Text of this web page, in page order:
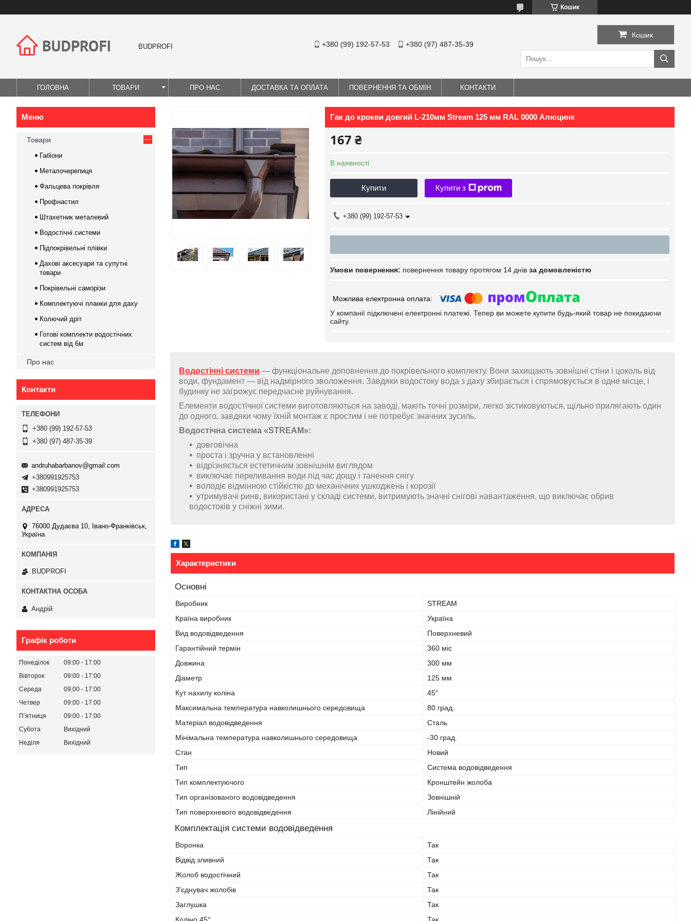
Кошик
BUDPROFI +380 (99) 192-57-53 +380 (97) 487-35-39
Кошик
ГОЛОВНА ТОВАРИ ПРО НАС ДОСТАВКА ТА ОПЛАТА ПОВЕРНЕННЯ ТА ОБМІН КОНТАКТИ
Гак до крокви довгий L-210мм Stream 125 мм RAL 0000 Алюцинк
167 ₴
В наявності
Купити Купити з
+380 (99) 192-57-53
повернення товару протягом 14 днів за домовленістю
У компанії підключені електронні платежі. Тепер ви можете купити будь-який товар не покидаючи
сайту.
Водостічні системи — функціональне доповнення до покрівельного комплекту. Вони захищають зовнішні стіни і цоколь від
води, фундамент — від надмірного зволоження. Завдяки водостоку вода з даху збирається і спрямовується в одне місце, і
будинку не загрожує передчасне руйнування.
Елементи водостічної системи виготовляються на заводі, мають точні розміри, легко зістиковуються, щільно прилягають один
до одного, завдяки чому їхній монтаж є простим і не потребує значних зусиль.
Водостічна система «STREAM»:
довговічна
проста і зручна у встановленні
відрізняється естетичним зовнішнім виглядом
виключає переливання води під час дощу і танення снігу
володіє відмінною стійкістю до механічних ушкоджень і корозії
утримувачі ринв, використані у складі системи, витримують значні снігові навантаження, що виключає обрив
водостоків у сніжні зими.
Характеристики
Основні
Виробник
STREAM
Країна виробник
Україна
Вид водовідведення
Поверхневий
Гарантійний термін
360 міс
Довжина
300 мм
Діаметр
125 мм
Кут нахилу коліна
45°
Максимальна температура навколишнього середовища
80 град.
Матеріал водовідведення
Сталь
Мінімальна температура навколишнього середовища
-30 град.
Стан
Новий
Тип
Система водовідведення
Тип комплектуючого
Кронштейн жолоба
Тип організованого водовідведення
Зовнішній
Тип поверхневого водовідведення
Лінійний
Комплектація системи водовідведення
Воронка
Так
Відвід зливний
Так
Жолоб водостічний
Так
З'єднувач жолобів
Так
Заглушка
Так
Товари
Габіони
Металочерепиця
Фальцева покрівля
Профнастил
Штахетник металевий
Водостічні системи
Підпокрівельні плівки
Дахові аксесуари та супутні
товари
Покрівельні саморізи
Комплектуючі планки для даху
Колючий дріт
Готові комплекти водостічних
систем від 6м
Про нас
Контакти
+380 (99) 192-57-53
+380 (97) 487-35-39
andruhabarbanov@gmail.com
+380991925753
+380991925753
76000 Дудаєва 10, Івано-Франківськ,
Україна
BUDPROFI
Андрій
Графік роботи
Понеділок 09:00
17:00
Вівторок
09:00
17:00
Середа
09:00
17:00
Четвер
09:00
17:00
Пʼятниця
09:00
17:00
Субота
Вихідний
Неділя
Вихідний